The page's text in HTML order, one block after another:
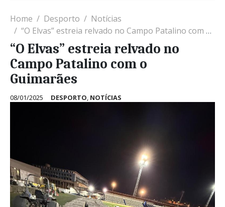
Home Desporto
Notícias
“O Elvas” estreia relvado no Campo Patalino com o Guimarães
“O Elvas” estreia relvado no
Campo Patalino com o
Guimarães
08/01/2025 DESPORTO, NOTÍCIAS